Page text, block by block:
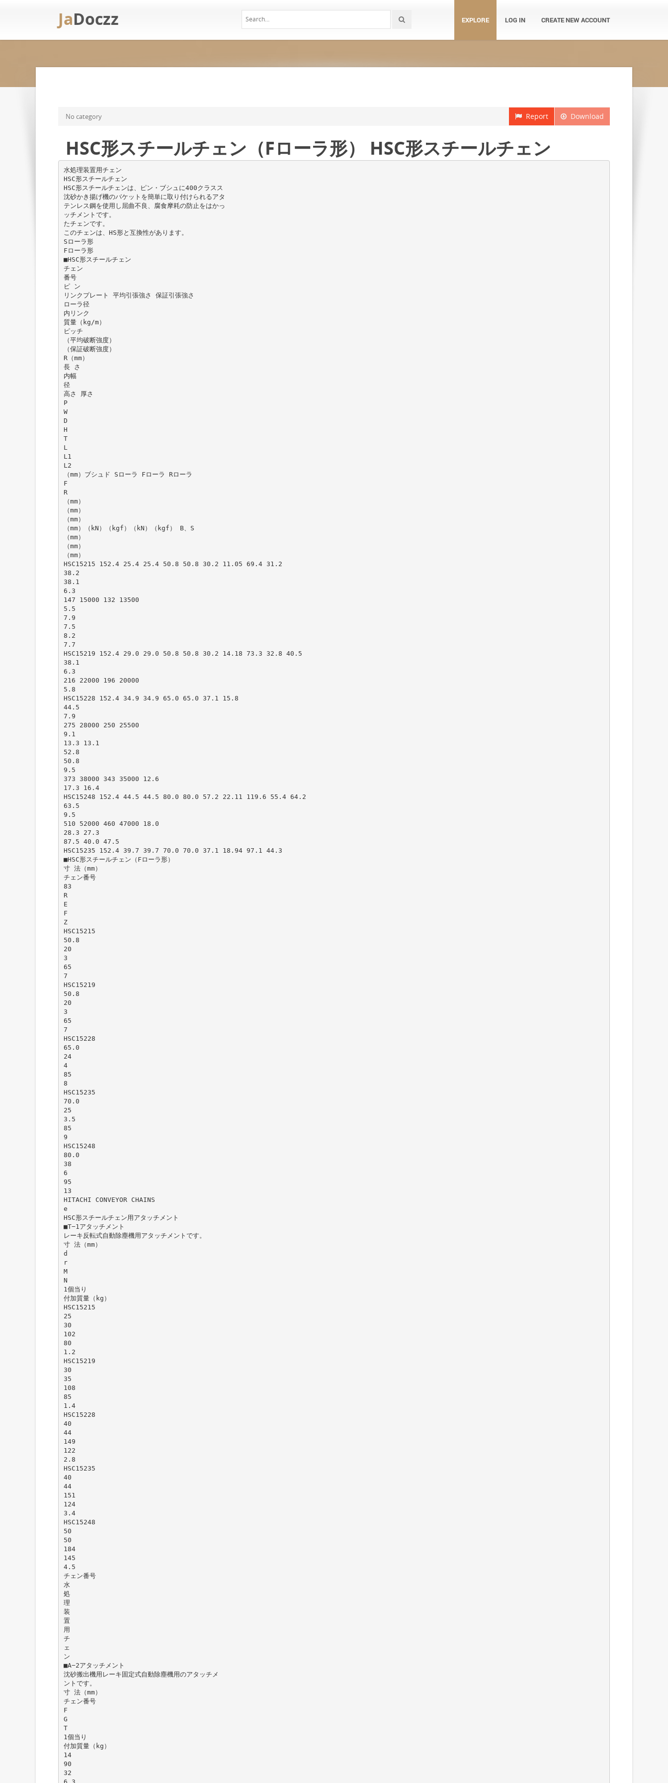
JaDoczz EXPLORE LOG IN CREATE NEW ACCOUNT
Download
Report
No category
HSC形スチールチェン（Fローラ形） HSC形スチールチェン
水処理装置用チェン
HSC形スチールチェン
HSC形スチールチェンは、ピン・ブシュに400クラスス
沈砂かき揚げ機のバケットを簡単に取り付けられるアタ
テンレス鋼を使用し屈曲不良、腐食摩耗の防止をはかっ
ッチメントです。
たチェンです。
このチェンは、HS形と互換性があります。
Sローラ形
Fローラ形
■HSC形スチールチェン
チェン
番号
ピ ン
リンクプレート 平均引張強さ 保証引張強さ
ローラ径
内リンク
質量（kg/m）
ピッチ
（平均破断強度）
（保証破断強度）
R（mm）
長 さ
内幅
径
高さ 厚さ
P
W
D
H
T
L
L1
L2
（mm）ブシュド Sローラ Fローラ Rローラ
F
R
（mm）
（mm）
（mm）
（mm）（kN）（kgf）（kN）（kgf） B、S
（mm）
（mm）
（mm）
HSC15215 152.4 25.4 25.4 50.8 50.8 30.2 11.05 69.4 31.2
38.2
38.1
6.3
147 15000 132 13500
5.5
7.9
7.5
8.2
7.7
HSC15219 152.4 29.0 29.0 50.8 50.8 30.2 14.18 73.3 32.8 40.5
38.1
6.3
216 22000 196 20000
5.8
HSC15228 152.4 34.9 34.9 65.0 65.0 37.1 15.8
44.5
7.9
275 28000 250 25500
9.1
13.3 13.1
52.8
50.8
9.5
373 38000 343 35000 12.6
17.3 16.4
HSC15248 152.4 44.5 44.5 80.0 80.0 57.2 22.11 119.6 55.4 64.2
63.5
9.5
510 52000 460 47000 18.0
28.3 27.3
87.5 40.0 47.5
HSC15235 152.4 39.7 39.7 70.0 70.0 37.1 18.94 97.1 44.3
■HSC形スチールチェン（Fローラ形）
寸 法（mm）
チェン番号
83
R
E
F
Z
HSC15215
50.8
20
3
65
7
HSC15219
50.8
20
3
65
7
HSC15228
65.0
24
4
85
8
HSC15235
70.0
25
3.5
85
9
HSC15248
80.0
38
6
95
13
HITACHI CONVEYOR CHAINS
e
HSC形スチールチェン用アタッチメント
■T−1アタッチメント
レーキ反転式自動除塵機用アタッチメントです。
寸 法（mm）
d
r
M
N
1個当り
付加質量（kg）
HSC15215
25
30
102
80
1.2
HSC15219
30
35
108
85
1.4
HSC15228
40
44
149
122
2.8
HSC15235
40
44
151
124
3.4
HSC15248
50
50
184
145
4.5
チェン番号
水
処
理
装
置
用
チ
ェ
ン
■A−2アタッチメント
沈砂搬出機用レーキ固定式自動除塵機用のアタッチメ
ントです。
寸 法（mm）
チェン番号
F
G
T
1個当り
付加質量（kg）
14
90
32
6.3